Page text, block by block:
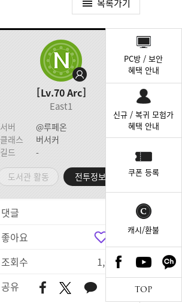
목록가기
Lv.70Arc
East1
서버
@루페온
클래스
버서커
길드
-
도서관 활동 전투정보실
댓글
좋아요
조회수
1,002
공유
PC방 / 보안
혜택 안내
신규 / 복귀 모험가
혜택 안내
쿠폰 등록
캐시/환불
TOP